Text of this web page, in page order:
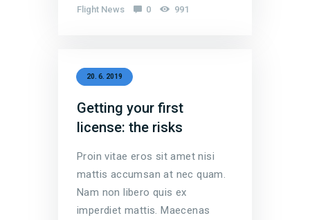
Flight News 0 991
20. 6. 2019
Getting your first
license: the risks
Proin vitae eros sit amet nisi
mattis accumsan at nec quam.
Nam non libero quis ex
imperdiet mattis. Maecenas